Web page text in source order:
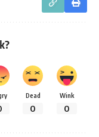
Dead
0
Wink
0